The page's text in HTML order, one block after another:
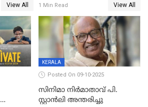
View All
ബോർഡ്
1 Min Read View All
KERALA
Posted On 09-10-2025
സിനിമാ നിർമാതാവ് പി.
സ്റ്റാൻലി അന്തരിച്ചു